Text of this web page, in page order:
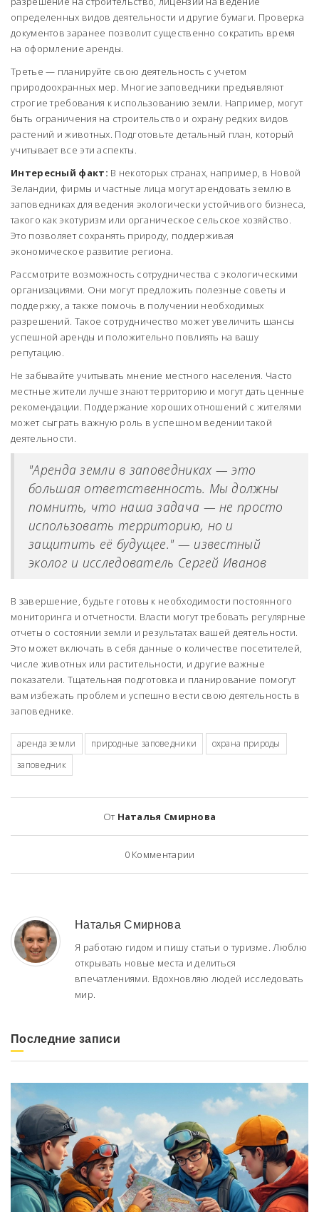
определенных видов деятельности и другие бумаги. Проверка
документов заранее позволит существенно сократить время
на оформление аренды.
Третье — планируйте свою деятельность с учетом
природоохранных мер. Многие заповедники предъявляют
строгие требования к использованию земли. Например, могут
быть ограничения на строительство и охрану редких видов
растений и животных. Подготовьте детальный план, который
учитывает все эти аспекты.
Интересный факт: В некоторых странах, например, в Новой
Зеландии, фирмы и частные лица могут арендовать землю в
заповедниках для ведения экологически устойчивого бизнеса,
такого как экотуризм или органическое сельское хозяйство.
Это позволяет сохранять природу, поддерживая
экономическое развитие региона.
Рассмотрите возможность сотрудничества с экологическими
организациями. Они могут предложить полезные советы и
поддержку, а также помочь в получении необходимых
разрешений. Такое сотрудничество может увеличить шансы
успешной аренды и положительно повлиять на вашу
репутацию.
Не забывайте учитывать мнение местного населения. Часто
местные жители лучше знают территорию и могут дать ценные
рекомендации. Поддержание хороших отношений с жителями
может сыграть важную роль в успешном ведении такой
деятельности.
"Аренда земли в заповедниках — это
большая ответственность. Мы должны
помнить, что наша задача — не просто
использовать территорию, но и
защитить её будущее." — известный
эколог и исследователь Сергей Иванов
В завершение, будьте готовы к необходимости постоянного
мониторинга и отчетности. Власти могут требовать регулярные
отчеты о состоянии земли и результатах вашей деятельности.
Это может включать в себя данные о количестве посетителей,
числе животных или растительности, и другие важные
показатели. Тщательная подготовка и планирование помогут
вам избежать проблем и успешно вести свою деятельность в
заповеднике.
аренда земли природные заповедники
охрана природы
заповедник
От Наталья Смирнова
0Комментарии
Наталья Смирнова
Я работаю гидом и пишу статьи о туризме. Люблю
открывать новые места и делиться
впечатлениями. Вдохновляю людей исследовать
мир.
Последние записи